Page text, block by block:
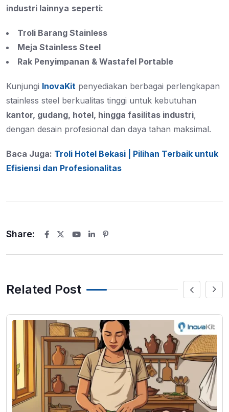
industri lainnya seperti:
Troli Barang Stainless
Meja Stainless Steel
Rak Penyimpanan & Wastafel Portable
Kunjungi InovaKit penyediakan berbagai perlengkapan
stainless steel berkualitas tinggi untuk kebutuhan
kantor, gudang, hotel, hingga fasilitas industri,
dengan desain profesional dan daya tahan maksimal.
Baca Juga: Troli Hotel Bekasi | Pilihan Terbaik untuk
Efisiensi dan Profesionalitas
Share:
Youtube
LinkedIn
Related Post